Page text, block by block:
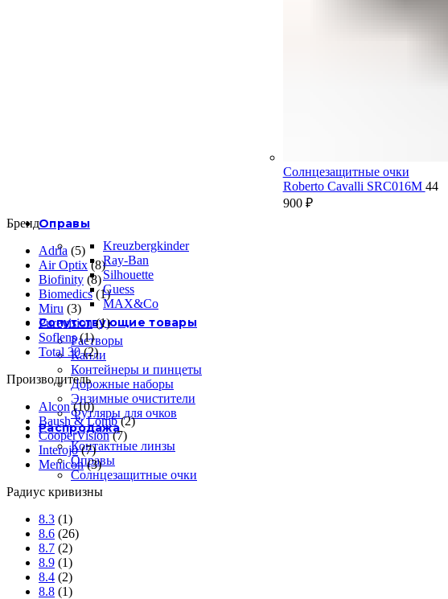
Солнцезащитные очки
Roberto Cavalli SRC016M 44
900 ₽
Оправы
Kreuzbergkinder
Ray-Ban
Silhouette
Guess
MAX&Co
Сопутствующие товары
Растворы
Капли
Контейнеры и пинцеты
Дорожные наборы
Энзимные очистители
Футляры для очков
Распродажа
Контактные линзы
Оправы
Солнцезащитные очки
Бренд
Adria (5)
Air Optix (8)
Biofinity (8)
Biomedics (1)
Miru (3)
Purevision (1)
Soflens (1)
Total 30 (2)
Производитель
Alcon (10)
Baush & Lomb (2)
CooperVision (7)
Interojo (7)
Menicon (3)
Радиус кривизны
8.3 (1)
8.6 (26)
8.7 (2)
8.9 (1)
8.4 (2)
8.8 (1)